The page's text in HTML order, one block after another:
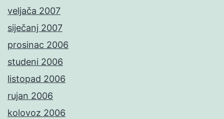
veljača 2007
siječanj 2007
prosinac 2006
studeni 2006
listopad 2006
rujan 2006
kolovoz 2006